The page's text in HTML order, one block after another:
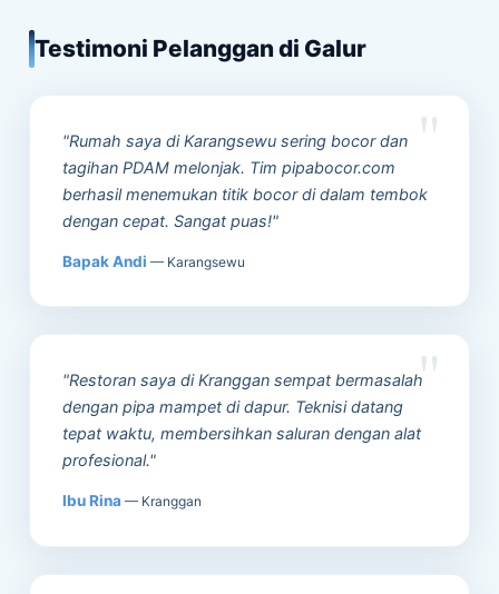
Testimoni Pelanggan di Galur
"Rumah saya di Karangsewu sering bocor dan
tagihan PDAM melonjak. Tim pipabocor.com
berhasil menemukan titik bocor di dalam tembok
dengan cepat. Sangat puas!"
Bapak Andi — Karangsewu
"Restoran saya di Kranggan sempat bermasalah
dengan pipa mampet di dapur. Teknisi datang
tepat waktu, membersihkan saluran dengan alat
profesional."
Ibu Rina — Kranggan